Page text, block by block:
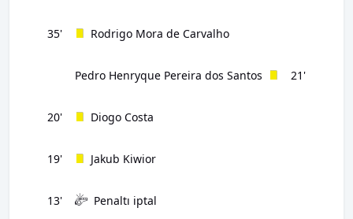
35' Rodrigo Mora de Carvalho
21'
Pedro Henryque Pereira dos Santos
20' Diogo Costa
19' Jakub Kiwior
13' Penaltı iptal